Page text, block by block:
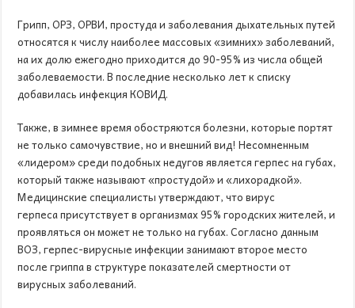
Грипп, ОРЗ, ОРВИ, простуда и заболевания дыхательных путей
относятся к числу наиболее массовых «зимних» заболеваний,
на их долю ежегодно приходится до 90-95% из числа общей
заболеваемости. В последние несколько лет к списку
добавилась инфекция КОВИД.
Также, в зимнее время обостряются болезни, которые портят
не только самочувствие, но и внешний вид! Несомненным
«лидером» среди подобных недугов является герпес на губах,
который также называют «простудой» и «лихорадкой».
Медицинские специалисты утверждают, что вирус
герпеса присутствует в организмах 95% городских жителей, и
проявляться он может не только на губах. Согласно данным
ВОЗ, герпес-вирусные инфекции занимают второе место
после гриппа в структуре показателей смертности от
вирусных заболеваний.